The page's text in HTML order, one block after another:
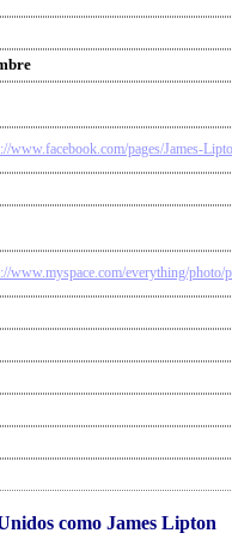
www.facebook.com/pages/James-
www.myspace.com/everything/photo/
como James Lipton